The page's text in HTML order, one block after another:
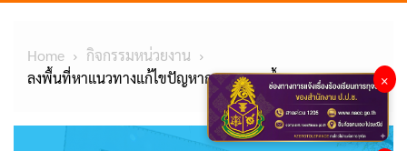
Home
กิจกรรมหน่วยงาน
ลงพื้นที่หาแนวทางแก้ไขปัญหาการระบายน้ำ
×